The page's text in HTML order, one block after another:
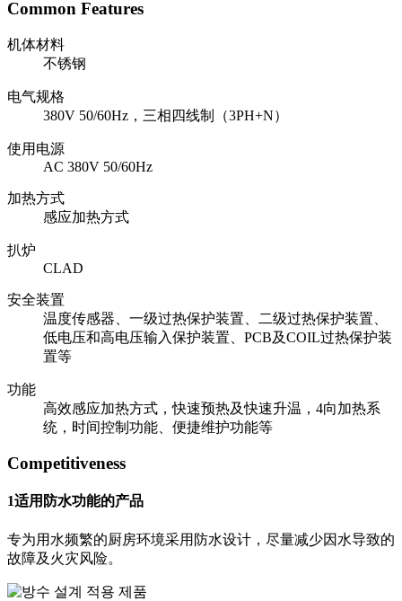
Common Features
机体材料
不锈钢
电气规格
380V 50/60Hz，三相四线制（3PH+N）
使用电源
AC 380V 50/60Hz
加热方式
感应加热方式
扒炉
CLAD
安全装置
温度传感器、一级过热保护装置、二级过热保护装置、
低电压和高电压输入保护装置、PCB及COIL过热保护装
置等
功能
高效感应加热方式，快速预热及快速升温，4向加热系
统，时间控制功能、便捷维护功能等
Competitiveness
1适用防水功能的产品
专为用水频繁的厨房环境采用防水设计，尽量减少因水导致的
故障及火灾风险。